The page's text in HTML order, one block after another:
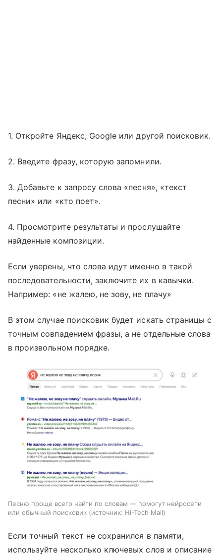
1. Откройте Яндекс, Google или другой поисковик.
2. Введите фразу, которую запомнили.
3. Добавьте к запросу слова «песня», «текст
песни» или «кто поет».
4. Просмотрите результаты и прослушайте
найденные композиции.
Если уверены, что слова идут именно в такой
последовательности, заключите их в кавычки.
Например: «не жалею, не зову, не плачу»
В этом случае поисковик будет искать страницы с
точным совпадением фразы, а не отдельные слова
в произвольном порядке.
Песню проще всего найти по словам — помогут нейросети
или обычный поисковик
источник: Hi-Tech Mail
Если точный текст не сохранился в памяти,
используйте несколько ключевых слов и описание